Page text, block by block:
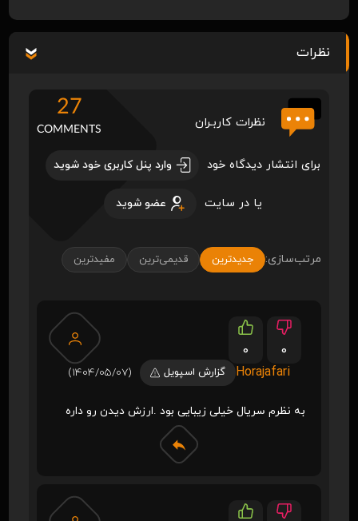
نظرات
نظرات کاربـران
27
COMMENTS
برای انتشار دیدگاه خود وارد پنل کاربری خود شوید
یا در سایت عضو شوید
مرتب‌سازی: جدیدترین قدیمی‌ترین مفیدترین
0
0
Horajafari
گزارش اسپویل (1404/05/07)
به نظرم سریال خیلی زیبایی بود .ارزش دیدن رو داره